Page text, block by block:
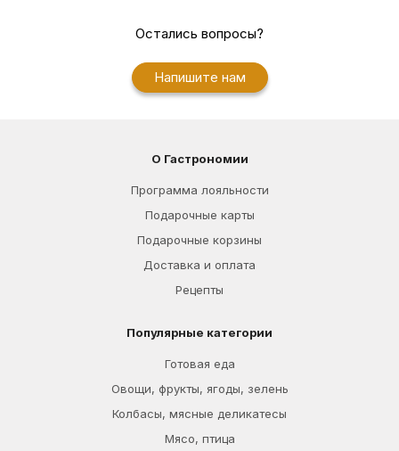
Остались вопросы?
Напишите нам
О Гастрономии
Программа лояльности
Подарочные карты
Подарочные корзины
Доставка и оплата
Рецепты
Популярные категории
Готовая еда
Овощи, фрукты, ягоды, зелень
Колбасы, мясные деликатесы
Мясо, птица